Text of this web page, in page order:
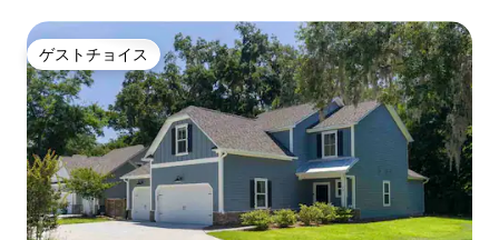
ゲストチョイス
ゲストチョイス